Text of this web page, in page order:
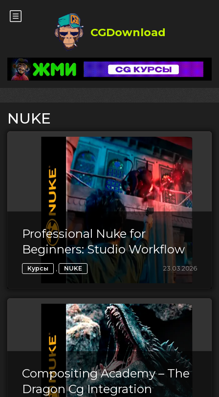
CGDownload
NUKE
Professional Nuke for
Beginners: Studio Workflow
Курсы , NUKE 23.03.2026
Compositing Academy – The
Dragon Cg Integration